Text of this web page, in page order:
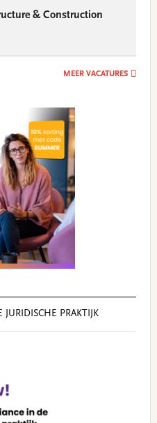
& Construction
MEER VACATURES
PRAKTIJK